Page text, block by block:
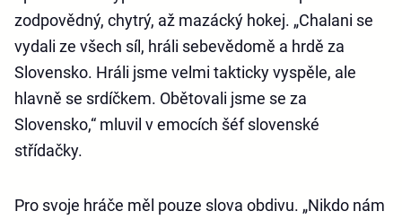
zodpovědný, chytrý, až mazácký hokej. „Chalani se
vydali ze všech síl, hráli sebevědomě a hrdě za
Slovensko. Hráli jsme velmi takticky vyspěle, ale
hlavně se srdíčkem. Obětovali jsme se za
Slovensko,“ mluvil v emocích šéf slovenské
střídačky.
Pro svoje hráče měl pouze slova obdivu. „Nikdo nám